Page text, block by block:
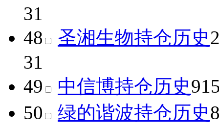
31
48
圣湘生物持仓历史
31
49
中信博持仓历史
50
绿的谐波持仓历史